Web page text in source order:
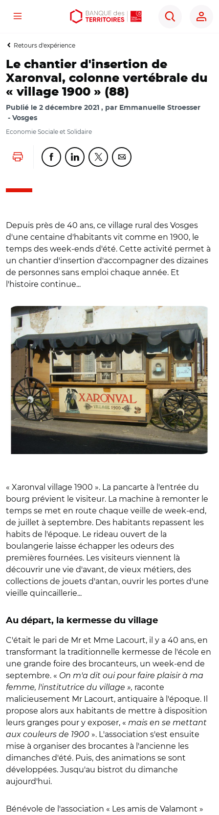
Aller
contenu
Aller
menu
Ouvrir
outils
Menu
Rechercher
Retours d'expérience
Le chantier d'insertion de
Xaronval, colonne vertébrale du
« village 1900 » (88)
Publié le 2 décembre 2021 par Emmanuelle Stroesser
Vosges
Economie Sociale et Solidaire
Lancer l'impressionPartager cette page sur Facebook
Partager cette page sur Linkedin
Partager cette page sur Twitter
Partager cette page sur
Depuis près de 40 ans, ce village rural des Vosges
d'une centaine d'habitants vit comme en 1900, le
temps des week-ends d'été. Cette activité permet à
un chantier d'insertion d'accompagner des dizaines
de personnes sans emploi chaque année. Et
l'histoire continue...
« Xaronval village 1900 ». La pancarte à l'entrée du
bourg prévient le visiteur. La machine à remonter le
temps se met en route chaque veille de week-end,
de juillet à septembre. Des habitants repassent les
habits de l'époque. Le rideau ouvert de la
boulangerie laisse échapper les odeurs des
premières fournées. Les visiteurs viennent là
découvrir une vie d'avant, de vieux métiers, des
collections de jouets d'antan, ouvrir les portes d'une
vieille quincaillerie...
Au départ, la kermesse du village
C'était le pari de Mr et Mme Lacourt, il y a 40 ans, en
transformant la traditionnelle kermesse de l'école en
une grande foire des brocanteurs, un week-end de
septembre. « On m'a dit oui pour faire plaisir à ma
femme, l'institutrice du village », raconte
malicieusement Mr Lacourt, antiquaire à l'époque. Il
propose alors aux habitants de mettre à disposition
leurs granges pour y exposer, « mais en se mettant
aux couleurs de 1900 ». L'association s'est ensuite
mise à organiser des brocantes à l'ancienne les
dimanches d'été. Puis, des animations se sont
développées. Jusqu'au bistrot du dimanche
aujourd'hui.
Bénévole de l'association « Les amis de Valamont »